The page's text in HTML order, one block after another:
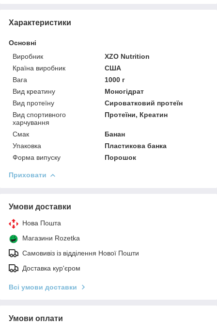
Характеристики
Основні
Виробник
XZO Nutrition
Країна виробник
США
Вага
1000 г
Вид креатину
Моногідрат
Вид протеїну
Сироватковий протеїн
Вид спортивного
харчування
Протеїни, Креатин
Смак
Банан
Упаковка
Пластикова банка
Форма випуску
Порошок
Приховати
Умови доставки
Нова Пошта
Магазини Rozetka
Самовивіз із відділення Нової Пошти
Доставка кур'єром
Всі умови доставки
Умови оплати